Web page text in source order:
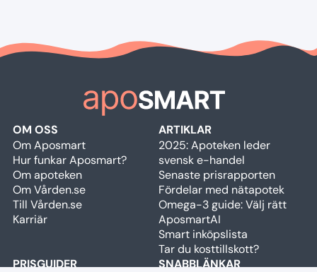
OM OSS
Om Aposmart
Hur funkar Aposmart?
Om apoteken
Om Vården.se
Till Vården.se
Karriär
ARTIKLAR
2025: Apoteken leder
svensk e-handel
Senaste prisrapporten
Fördelar med nätapotek
Omega-3 guide: Välj rätt
AposmartAI
Smart inköpslista
Tar du kosttillskott?
PRISGUIDER
SNABBLÄNKAR